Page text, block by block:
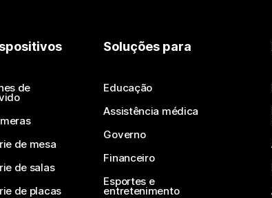
de
de mesa
de salas
de placas
Soluções para
Educação
Assistência médica
Governo
Financeiro
Esportes e
entretenimento